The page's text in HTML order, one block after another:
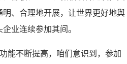
、合理地开展，让世界更好地舆
业连续参加其间。
能不断提高，咱们意识到，参加